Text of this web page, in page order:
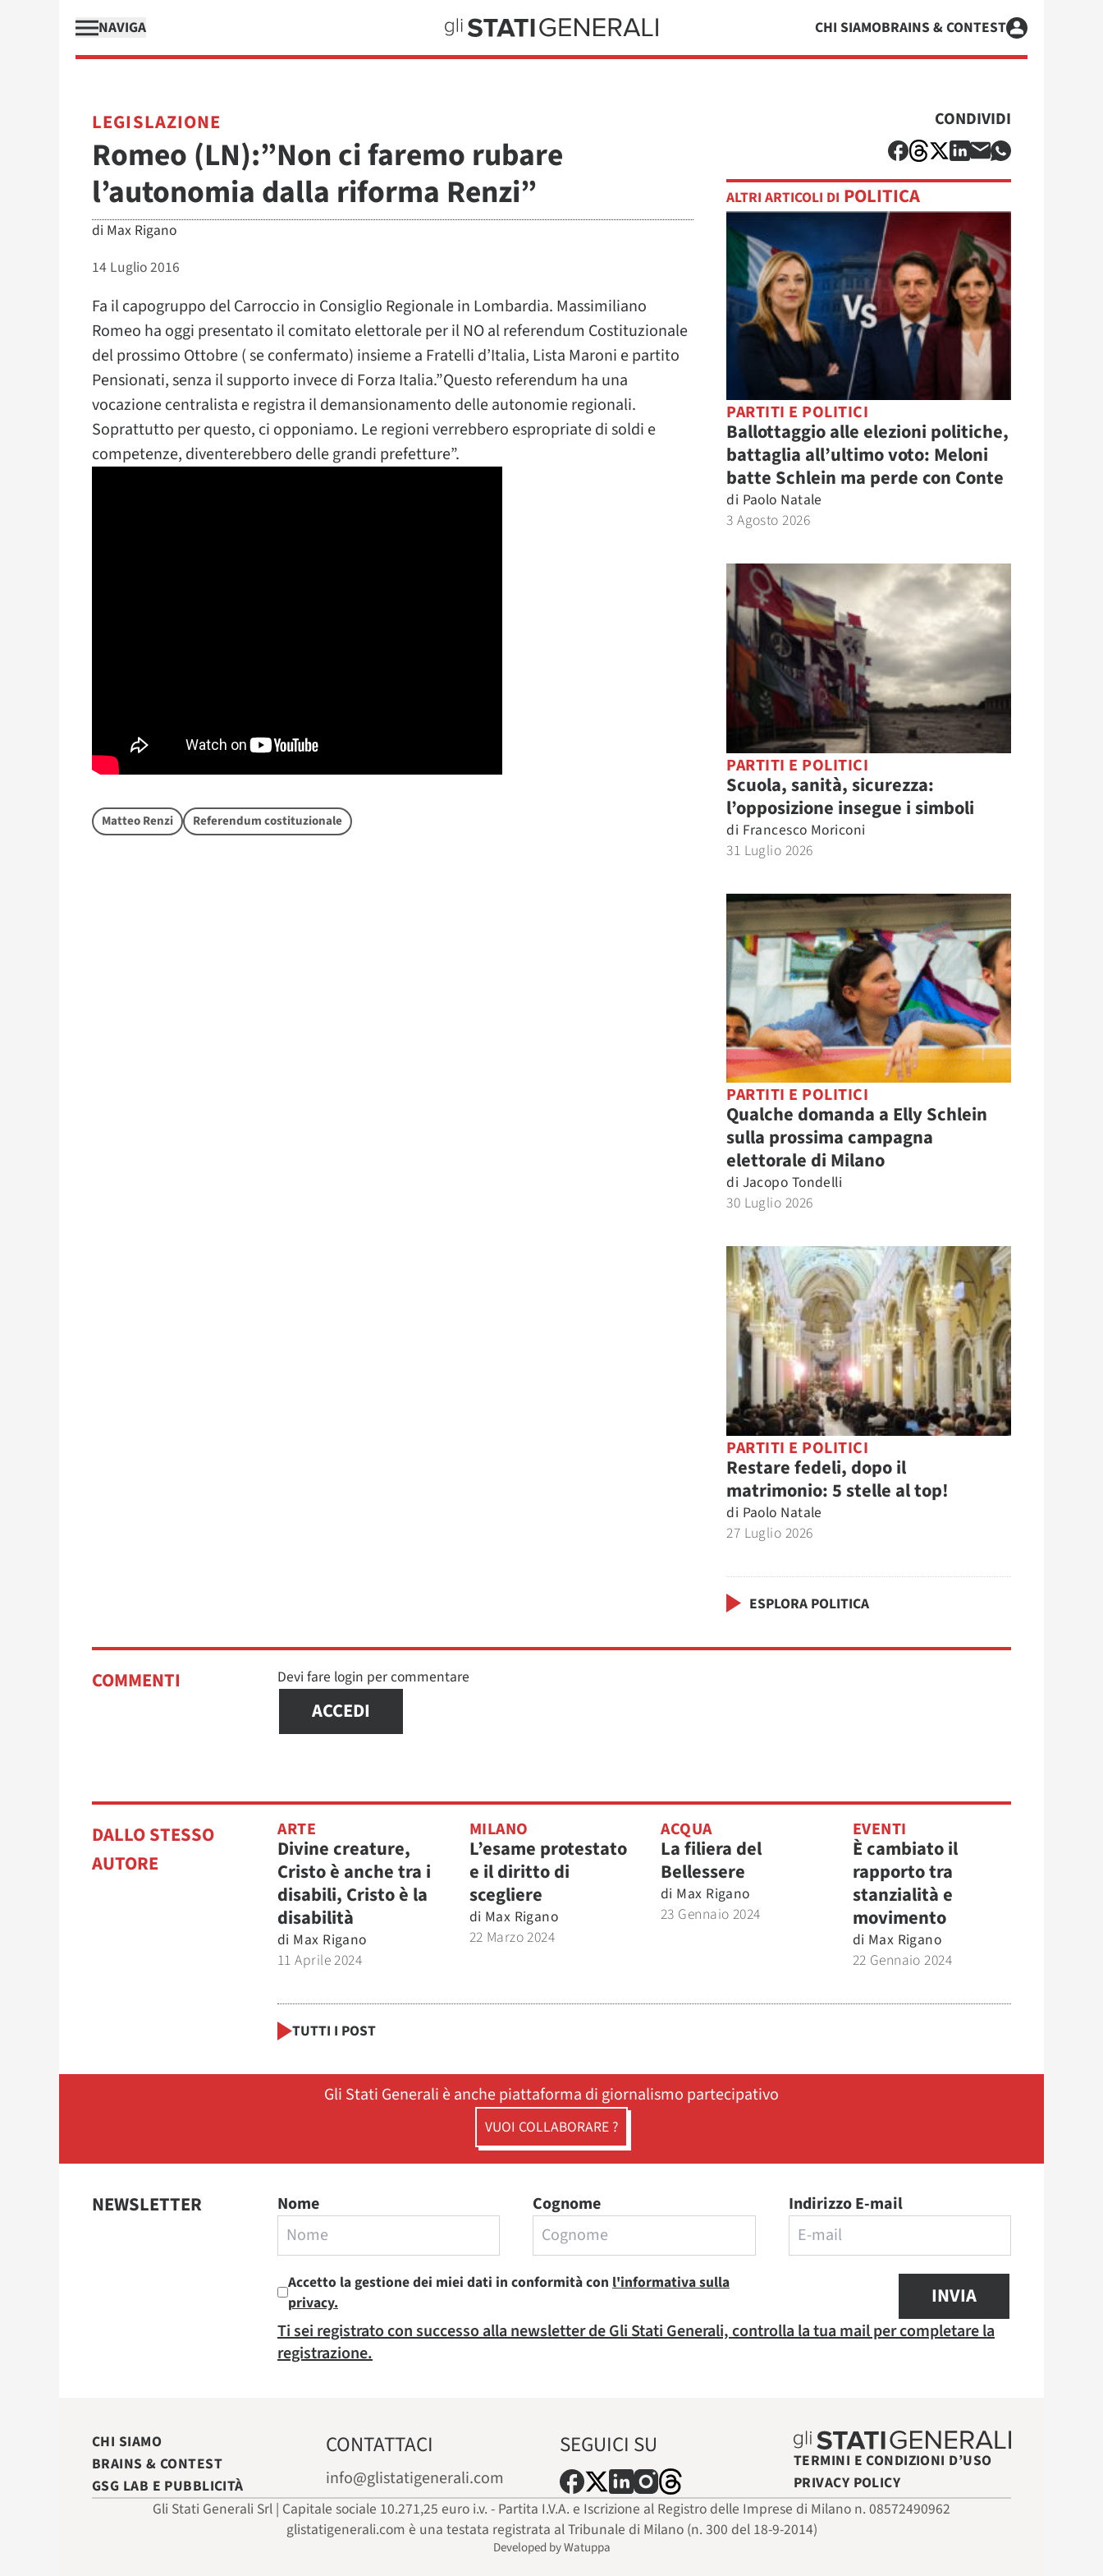
NAVIGA CHI SIAMOBRAINS & CONTEST
LEGISLAZIONE
Romeo (LN):”Non ci faremo rubare
l’autonomia dalla riforma Renzi”
di Max Rigano
14 Luglio 2016
Fa il capogruppo del Carroccio in Consiglio Regionale in Lombardia. Massimiliano
Romeo ha oggi presentato il comitato elettorale per il NO al referendum Costituzionale
del prossimo Ottobre ( se confermato) insieme a Fratelli d’Italia, Lista Maroni e partito
Pensionati, senza il supporto invece di Forza Italia.”Questo referendum ha una
vocazione centralista e registra il demansionamento delle autonomie regionali.
Soprattutto per questo, ci opponiamo. Le regioni verrebbero espropriate di soldi e
competenze, diventerebbero delle grandi prefetture”.
Matteo Renzi Referendum costituzionale
CONDIVIDI
ALTRI ARTICOLI DI POLITICA
PARTITI E POLITICI
Ballottaggio alle elezioni politiche,
battaglia all’ultimo voto: Meloni
batte Schlein ma perde con Conte
di Paolo Natale
3 Agosto 2026
PARTITI E POLITICI
Scuola, sanità, sicurezza:
l’opposizione insegue i simboli
di Francesco Moriconi
31 Luglio 2026
PARTITI E POLITICI
Qualche domanda a Elly Schlein
sulla prossima campagna
elettorale di Milano
di Jacopo Tondelli
30 Luglio 2026
PARTITI E POLITICI
Restare fedeli, dopo il
matrimonio: 5 stelle al top!
di Paolo Natale
27 Luglio 2026
ESPLORA POLITICA
COMMENTI Devi fare login per commentare
ACCEDI
DALLO STESSO
AUTORE
ARTE
Divine creature,
Cristo è anche tra i
disabili, Cristo è la
disabilità
di Max Rigano
11 Aprile 2024
MILANO
L’esame protestato
e il diritto di
scegliere
di Max Rigano
22 Marzo 2024
ACQUA
La filiera del
Bellessere
di Max Rigano
23 Gennaio 2024
EVENTI
È cambiato il
rapporto tra
stanzialità e
movimento
di Max Rigano
22 Gennaio 2024
TUTTI I POST
Gli Stati Generali è anche piattaforma di giornalismo partecipativo
VUOI COLLABORARE ?
NEWSLETTER Nome Cognome Indirizzo E-mail
Accetto la gestione dei miei dati in conformità con l'informativa sulla
privacy.
INVIA
Ti sei registrato con successo alla newsletter de Gli Stati Generali, controlla la tua mail per completare la
registrazione.
CHI SIAMO
BRAINS & CONTEST
GSG LAB E PUBBLICITÀ
CONTATTACI
info@glistatigenerali.com
SEGUICI SU
TERMINI E CONDIZIONI D’USO
PRIVACY POLICY
Gli Stati Generali Srl | Capitale sociale 10.271,25 euro i.v. - Partita I.V.A. e Iscrizione al Registro delle Imprese di Milano n. 08572490962
glistatigenerali.com è una testata registrata al Tribunale di Milano (n. 300 del 18-9-2014)
Developed by Watuppa